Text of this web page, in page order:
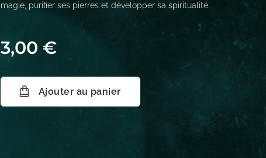
magie, purifier ses pierres et développer sa spiritualité.
3,00 €
Ajouter au panier